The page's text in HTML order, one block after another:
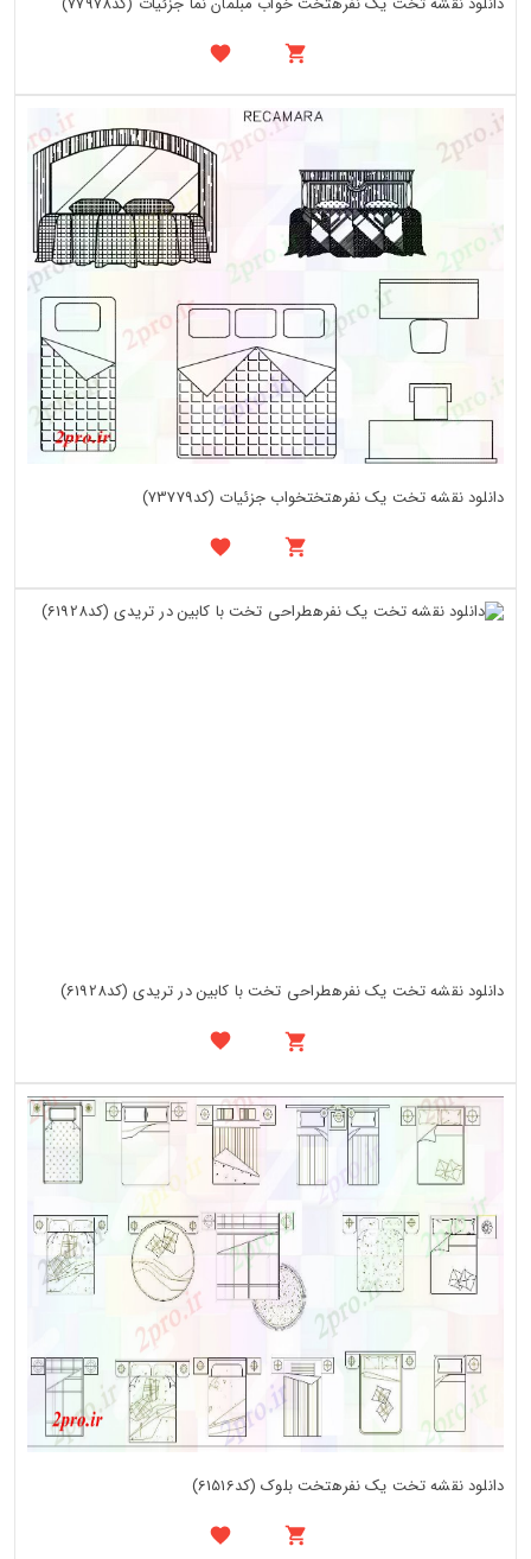
دانلود نقشه تخت یک نفرهتختخواب جزئیات (کد73779)
دانلود نقشه تخت یک نفرهطراحی تخت با کابین در تریدی (کد61928)
دانلود نقشه تخت یک نفرهتخت بلوک (کد61516)